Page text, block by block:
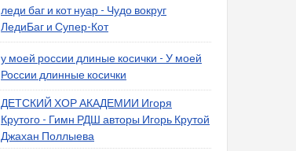
леди баг и кот нуар - Чудо вокруг
ЛедиБаг и Супер-Кот
у моей россии длиные косички - У моей
России длинные косички
ДЕТСКИЙ ХОР АКАДЕМИИ Игоря
Крутого - Гимн РДШ авторы Игорь Крутой
Джахан Поллыева